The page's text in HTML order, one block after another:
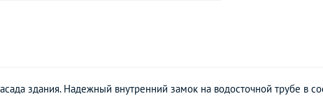
здания. Надежный внутренний замок на водосточной трубе в